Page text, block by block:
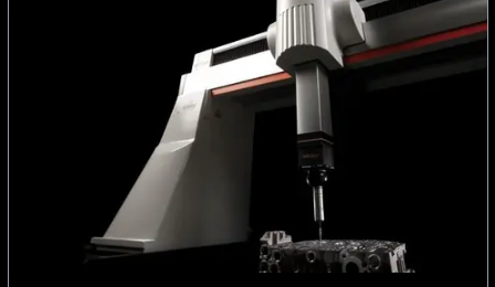
三坐标测量机